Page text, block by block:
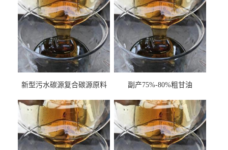
新型污水碳源复合碳源原料
副产75%-80%粗甘油